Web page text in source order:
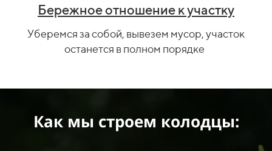
Бережное отношение к участку
Уберемся за собой, вывезем мусор, участок
останется в полном порядке
Как мы строем колодцы: